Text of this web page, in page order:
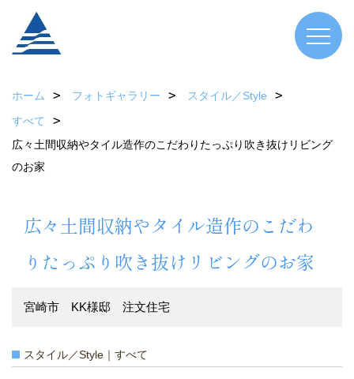
ホーム フォトギャラリー
スタイル／Style
すべて
広々土間収納やタイル造作のこだわりたっぷり吹き抜けリビング
のお家
広々土間収納やタイル造作のこだわ
りたっぷり吹き抜けリビングのお家
宮崎市 KK様邸 注文住宅
スタイル／Style｜すべて